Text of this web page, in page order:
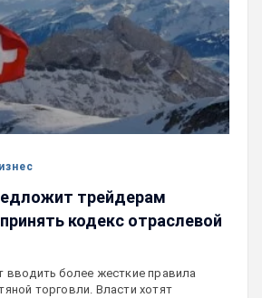
трейдерам
кодекс отраслевой
вводить более жесткие правила
торговли. Власти хотят